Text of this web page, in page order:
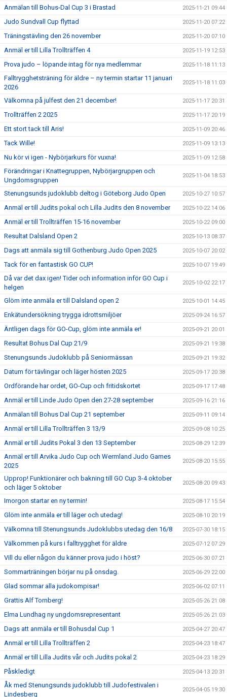
Anmälan till Bohus-Dal Cup 3 i Brastad 2025-11-21 09:44
Judo Sundvall Cup flyttad 2025-11-20 07:22
Träningstävling den 26 november 2025-11-20 07:10
Anmäl er till Lilla Trollträffen 4 2025-11-19 12:53
Prova judo – löpande intag för nya medlemmar 2025-11-18 11:13
Falltrygghetsträning för äldre – ny termin startar 11 januari
2026
2025-11-18 11:03
Välkomna på julfest den 21 december! 2025-11-17 20:31
Trollträffen 2 2025 2025-11-17 20:19
Ett stort tack till Aris! 2025-11-09 20:46
Tack Wille! 2025-11-09 13:13
Nu kör vi igen - Nybörjarkurs för vuxna! 2025-11-09 12:58
Förändringar i Knattegruppen, Nybörjargruppen och
Ungdomsgruppen
2025-11-04 18:53
Stenungsunds judoklubb deltog i Göteborg Judo Open 2025-10-27 10:57
Anmäl er till Judits pokal och Lilla Judits den 8 november 2025-10-22 14:06
Anmäl er till Trollträffen 15-16 november 2025-10-22 09:00
Resultat Dalsland Open 2 2025-10-13 08:37
Dags att anmäla sig till Gothenburg Judo Open 2025 2025-10-07 20:02
Tack för en fantastisk GO CUP! 2025-10-07 19:49
Då var det dax igen! Tider och information inför GO Cup i
helgen
2025-10-02 22:17
Glöm inte anmäla er till Dalsland open 2 2025-10-01 14:45
Enkätundersökning trygga idrottsmiljöer 2025-09-24 16:57
Äntligen dags för GO-Cup, glöm inte anmäla er! 2025-09-21 20:01
Resultat Bohus Dal Cup 21/9 2025-09-21 19:38
Stenungsunds Judoklubb på Seniormässan 2025-09-21 19:32
Datum för tävlingar och läger hösten 2025 2025-09-17 20:38
Ordförande har ordet, GO-Cup och fritidskortet 2025-09-17 17:48
Anmäl er till Linde Judo Open den 27-28 september 2025-09-16 21:16
Anmälan till Bohus Dal Cup 21 september 2025-09-11 09:14
Anmäl er till Lilla Trollträffen 3 13/9 2025-09-08 10:25
Anmäl er till Judits Pokal 3 den 13 September 2025-08-29 12:39
Anmäl er till Arvika Judo Cup och Wermland Judo Games
2025
2025-08-20 15:55
Upprop! Funktionärer och bakning till GO Cup 3-4 oktober
och läger 5 oktober
2025-08-20 09:43
Imorgon startar en ny termin! 2025-08-17 15:54
Glöm inte anmäla er till läger och utedag! 2025-08-10 20:19
Välkomna till Stenungsunds Judoklubbs utedag den 16/8 2025-07-30 18:15
Välkommen på kurs i falltrygghet för äldre 2025-07-12 07:29
Vill du eller någon du känner prova judo i höst? 2025-06-30 07:21
Sommarträningen börjar nu på onsdag. 2025-06-29 22:00
Glad sommar alla judokompisar! 2025-06-02 07:11
Grattis Alf Tornberg! 2025-05-26 21:08
Elma Lundhag ny ungdomsrepresentant 2025-05-26 21:03
Dags att anmäla er till Bohusdal Cup 1 2025-04-27 20:47
Anmäl er till Lilla Trollträffen 2 2025-04-23 18:47
Anmäl er till Lilla Judits vår och Judits pokal 2 2025-04-23 18:29
Påskledigt 2025-04-13 20:31
Åk med Stenungsunds judoklubb till Judofestivalen i
Lindesberg
2025-04-05 19:30